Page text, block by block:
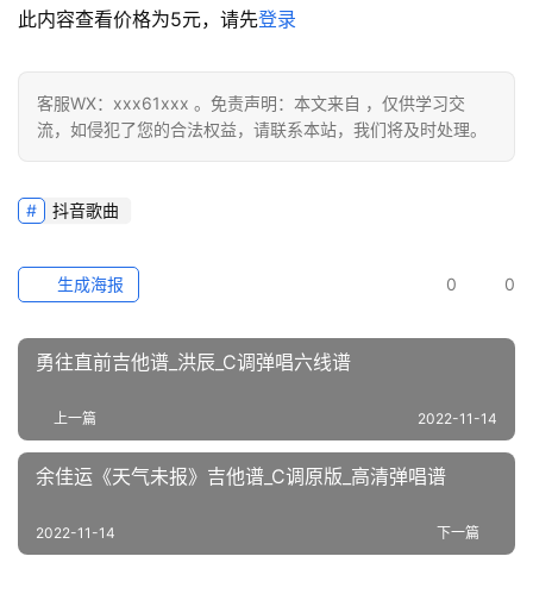
此内容查看价格为5元，请先登录
客服WX：xxx61xxx 。免责声明：本文来自 ，仅供学习交
流，如侵犯了您的合法权益，请联系本站，我们将及时处理。
抖音歌曲
0 0
生成海报
勇往直前吉他谱_洪辰_C调弹唱六线谱
上一篇 2022-11-14
余佳运《天气未报》吉他谱_C调原版_高清弹唱谱
下一篇
2022-11-14